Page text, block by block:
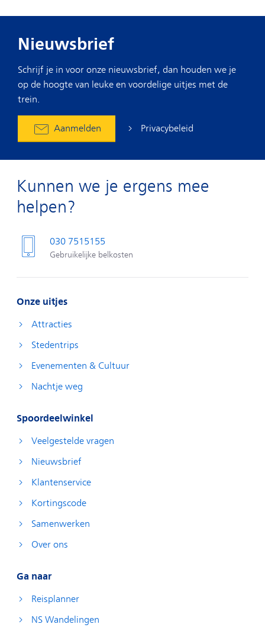
Nieuwsbrief
Schrijf je in voor onze nieuwsbrief, dan houden we je
op de hoogte van leuke en voordelige uitjes met de
trein.
Aanmelden Privacybeleid
Kunnen we je ergens mee
helpen?
030 7515155
Gebruikelijke belkosten
Onze uitjes
Attracties
Stedentrips
Evenementen & Cultuur
Nachtje weg
Spoordeelwinkel
Veelgestelde vragen
Nieuwsbrief
Klantenservice
Kortingscode
Samenwerken
Over ons
Ga naar
Reisplanner
NS Wandelingen